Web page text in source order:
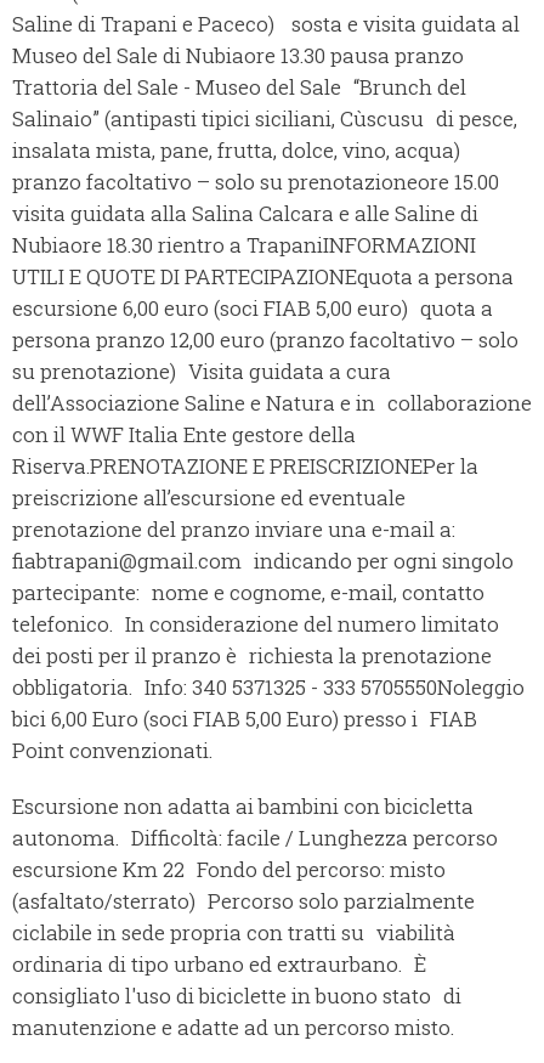
Saline di Trapani e Paceco) sosta e visita guidata al
Museo del Sale di Nubiaore 13.30 pausa pranzo
Trattoria del Sale - Museo del Sale “Brunch del
Salinaio” (antipasti tipici siciliani, Cùscusu di pesce,
insalata mista, pane, frutta, dolce, vino, acqua)
pranzo facoltativo – solo su prenotazioneore 15.00
visita guidata alla Salina Calcara e alle Saline di
Nubiaore 18.30 rientro a TrapaniINFORMAZIONI
UTILI E QUOTE DI PARTECIPAZIONEquota a persona
escursione 6,00 euro (soci FIAB 5,00 euro) quota a
persona pranzo 12,00 euro (pranzo facoltativo – solo
su prenotazione) Visita guidata a cura
dell’Associazione Saline e Natura e in collaborazione
con il WWF Italia Ente gestore della
Riserva.PRENOTAZIONE E PREISCRIZIONEPer la
preiscrizione all’escursione ed eventuale
prenotazione del pranzo inviare una e-mail a:
fiabtrapani@gmail.com indicando per ogni singolo
partecipante: nome e cognome, e-mail, contatto
telefonico. In considerazione del numero limitato
dei posti per il pranzo è richiesta la prenotazione
obbligatoria. Info: 340 5371325 - 333 5705550Noleggio
bici 6,00 Euro (soci FIAB 5,00 Euro) presso i FIAB
Point convenzionati.
Escursione non adatta ai bambini con bicicletta
autonoma. Difficoltà: facile / Lunghezza percorso
escursione Km 22 Fondo del percorso: misto
(asfaltato/sterrato) Percorso solo parzialmente
ciclabile in sede propria con tratti su viabilità
ordinaria di tipo urbano ed extraurbano. È
consigliato l'uso di biciclette in buono stato di
manutenzione e adatte ad un percorso misto.